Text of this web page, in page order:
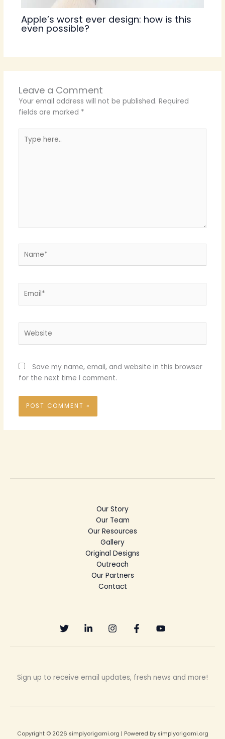
Apple’s worst ever design: how is this
even possible?
Leave a Comment
Your email address will not be published. Required
fields are marked *
here..
Save my name, email, and website in this browser
for the next time I comment.
Our Story
Our Team
Our Resources
Gallery
Original Designs
Outreach
Our Partners
Contact
Sign up to receive email updates, fresh news and more!
Copyright © 2026 simplyorigami.org | Powered by simplyorigami.org